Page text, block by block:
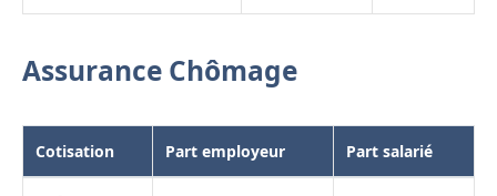
Assurance Chômage
Cotisation Part employeur Part salarié